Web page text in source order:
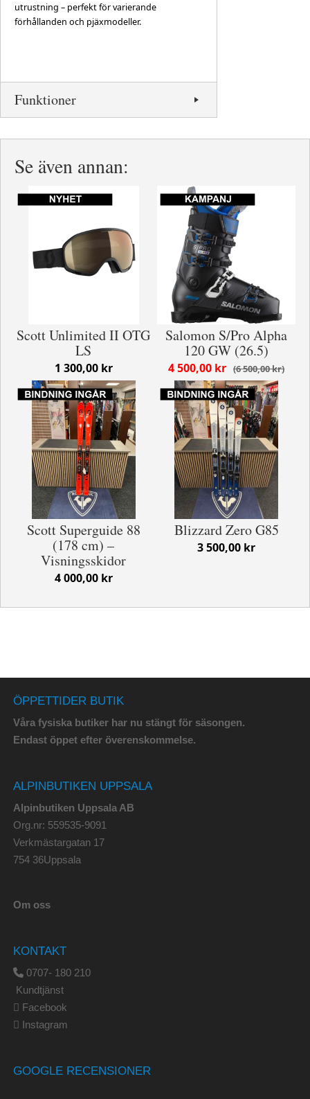
utrustning – perfekt för varierande
förhållanden och pjäxmodeller.
Funktioner
Se även annan:
Scott Unlimited II OTG
LS
1 300,00 kr
Salomon S/Pro Alpha
120 GW (26.5)
6 500,00 kr
4 500,00 kr
Scott Superguide 88
(178 cm) –
Visningsskidor
4 000,00 kr
Blizzard Zero G85
3 500,00 kr
ÖPPETTIDER BUTIK
Våra fysiska butiker har nu stängt för säsongen.
Endast öppet efter överenskommelse.
ALPINBUTIKEN UPPSALA
Alpinbutiken Uppsala AB
Org.nr: 559535-9091
Verkmästargatan 17
754 36Uppsala
Om oss
KONTAKT
0707- 180 210
Kundtjänst
Facebook
Instagram
GOOGLE RECENSIONER